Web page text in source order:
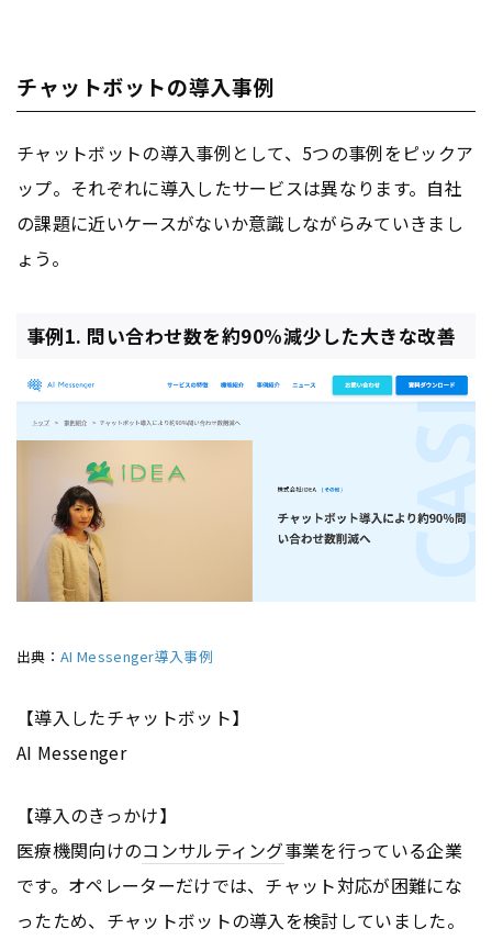
チャットボットの導入事例
チャットボットの導入事例として、5つの事例をピックア
ップ。それぞれに導入したサービスは異なります。自社
の課題に近いケースがないか意識しながらみていきまし
ょう。
事例1. 問い合わせ数を約90%減少した大きな改善
出典： AI Messenger導入事例
【導入したチャットボット】
AI Messenger
【導入のきっかけ】
医療機関向けのコンサルティング事業を行っている企業
です。オペレーターだけでは、チャット対応が困難にな
ったため、チャットボットの導入を検討していました。